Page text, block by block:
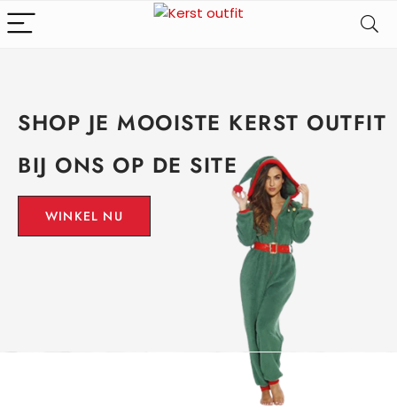
SHOP JE MOOISTE KERST OUTFIT
BIJ ONS OP DE SITE
WINKEL NU